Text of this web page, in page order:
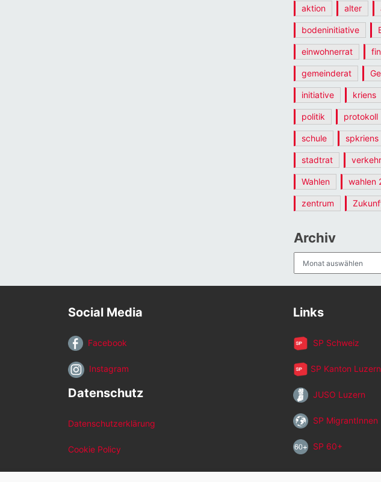
aktion alter
bodeninitiative
einwohnerrat
gemeinderat
initiative kriens
politik protokoll
schule spkriens
stadtrat verkehr
Wahlen wahlen
zentrum
Archiv
Social Media
Facebook
Instagram
Datenschutz
Datenschutzerklärung
Cookie Policy
Links
SP Schweiz
SP Kanton Luzern
JUSO Luzern
SP MigrantInnen
SP 60+